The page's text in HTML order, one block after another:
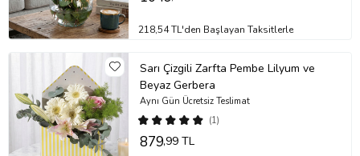
218,54 TL'den Başlayan Taksitlerle
Sarı Çizgili Zarfta Pembe Lilyum ve
Beyaz Gerbera
(1)
Aynı Gün Ücretsiz Teslimat
879,99 TL